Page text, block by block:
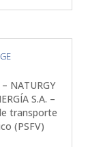
NATURGY
S.A. –
transporte
(PSFV)